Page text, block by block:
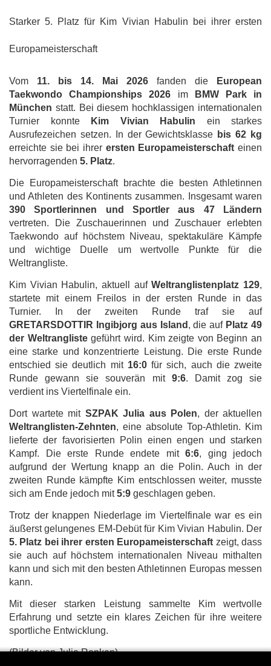
Starker 5. Platz für Kim Vivian Habulin bei ihrer ersten
Europameisterschaft
Vom 11. bis 14. Mai 2026 fanden die
European
Taekwondo Championships 2026 im
BMW Park in
München statt. Bei diesem hochklassigen internationalen
Turnier konnte
Kim Vivian Habulin ein starkes
Ausrufezeichen setzen. In der Gewichtsklasse bis 62 kg
erreichte sie bei ihrer ersten Europameisterschaft einen
hervorragenden 5. Platz.
Die Europameisterschaft brachte die besten Athletinnen
und Athleten des Kontinents zusammen. Insgesamt waren
390 Sportlerinnen und Sportler aus 47 Ländern
vertreten. Die Zuschauerinnen und Zuschauer erlebten
Taekwondo auf höchstem Niveau, spektakuläre Kämpfe
und wichtige Duelle um wertvolle Punkte für die
Weltrangliste.
Kim Vivian Habulin, aktuell aufWeltranglistenplatz 129,
startete mit einem Freilos in der ersten Runde in das
Turnier. In der zweiten Runde traf sie auf
GRETARSDOTTIR Ingibjorg aus Island , die auf Platz 49
der Weltranglistegeführt wird. Kim zeigte von Beginn an
eine starke und konzentrierte Leistung. Die erste Runde
entschied sie deutlich mit 16:0für sich, auch die zweite
Runde gewann sie souverän mit 9:6. Damit zog sie
verdient ins Viertelfinale ein.
Dort wartete mit SZPAK Julia aus Polen, der aktuellen
Weltranglisten-Zehnten, eine absolute Top-Athletin. Kim
lieferte der favorisierten Polin einen engen und starken
Kampf. Die erste Runde endete mit 6:6, ging jedoch
aufgrund der Wertung knapp an die Polin. Auch in der
zweiten Runde kämpfte Kim entschlossen weiter, musste
sich am Ende jedoch mit5:9 geschlagen geben.
Trotz der knappen Niederlage im Viertelfinale war es ein
äußerst gelungenes EM-Debüt für Kim Vivian Habulin. Der
5. Platz bei ihrer ersten Europameisterschaft zeigt, dass
sie auch auf höchstem internationalen Niveau mithalten
kann und sich mit den besten Athletinnen Europas messen
kann.
Mit dieser starken Leistung sammelte Kim wertvolle
Erfahrung und setzte ein klares Zeichen für ihre weitere
sportliche Entwicklung.
(Bilder von Julia Ronken)